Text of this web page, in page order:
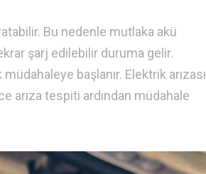
Bu nedenle mutlaka akü
şarj edilebilir duruma gelir.
başlanır. Elektrik arızası
arıza tespiti ardından müdahale